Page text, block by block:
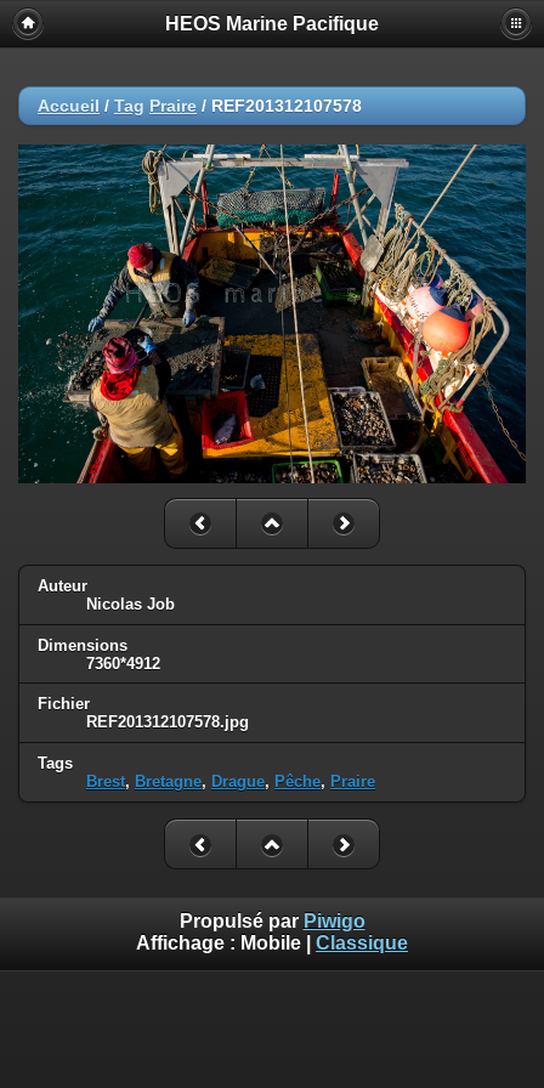
HEOS Marine Pacifique
Accueil / Tag Praire / REF201312107578
Auteur
Nicolas Job
Dimensions
7360*4912
Fichier
REF201312107578.jpg
Tags
Brest, Bretagne, Drague, Pêche, Praire
Propulsé par Piwigo
Affichage : Mobile Classique